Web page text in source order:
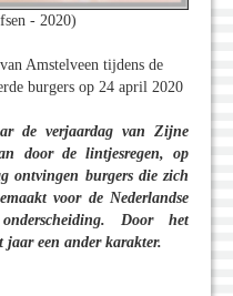
- 2020)
Amstelveen tijdens de
burgers op 24 april 2020
de verjaardag van Zijne
door de lintjesregen, op
ontvingen burgers die zich
voor de Nederlandse
Door het
jaar een ander karakter.